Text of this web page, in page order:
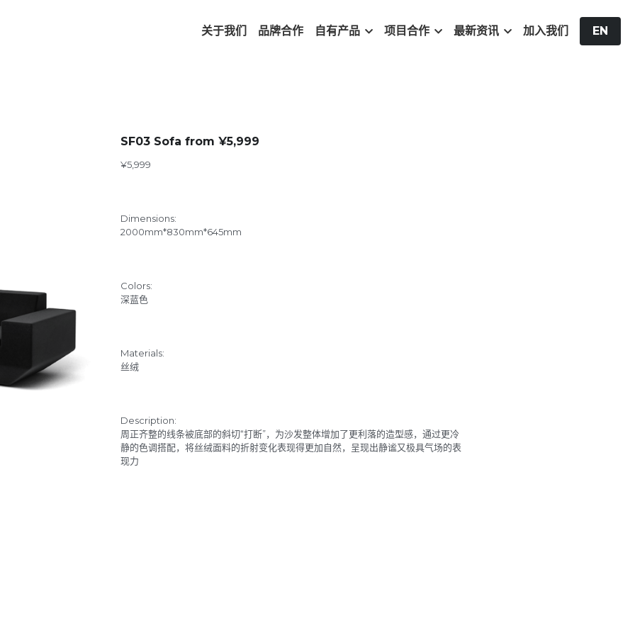
关于我们 品牌合作 自有产品 项目合作 最新资讯 加入我们 EN
SF03 Sofa from ¥5,999
¥5,999
Dimensions:
2000mm*830mm*645mm
Colors:
深蓝色
Materials:
丝绒
Description:
周正齐整的线条被底部的斜切“打断”，为沙发整体增加了更利落的造型感，通过更冷
静的色调搭配，将丝绒面料的折射变化表现得更加自然，呈现出静谧又极具气场的表
现力